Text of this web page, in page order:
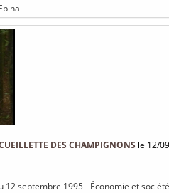
DES CHAMPIGNONS le 12/
12 septembre 1995 - Économie et